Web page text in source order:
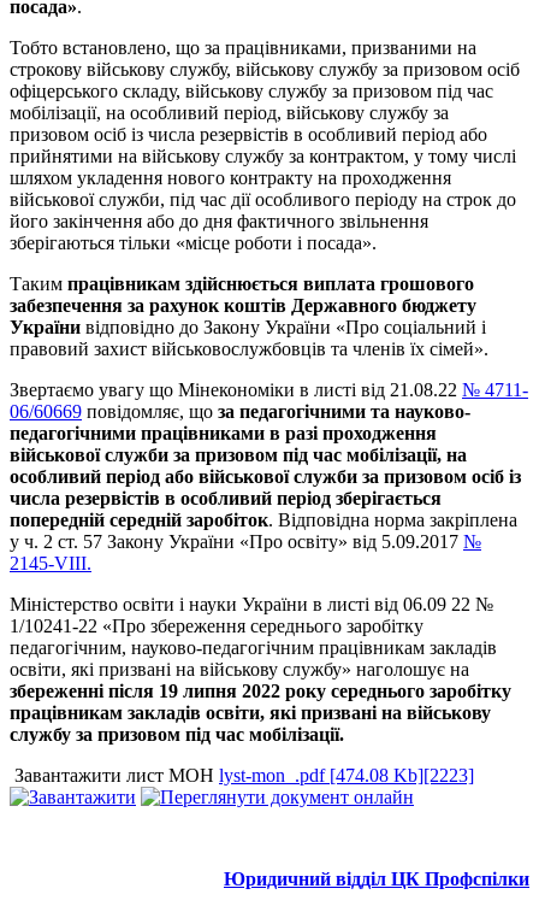
посада».
Тобто встановлено, що за працівниками, призваними на
строкову військову службу, військову службу за призовом осіб
офіцерського складу, військову службу за призовом під час
мобілізації, на особливий період, військову службу за
призовом осіб із числа резервістів в особливий період або
прийнятими на військову службу за контрактом, у тому числі
шляхом укладення нового контракту на проходження
військової служби, під час дії особливого періоду на строк до
його закінчення або до дня фактичного звільнення
зберігаються тільки «місце роботи і посада».
Таким працівникам здійснюється виплата грошового
забезпечення за рахунок коштів Державного бюджету
України відповідно до Закону України «Про соціальний і
правовий захист військовослужбовців та членів їх сімей».
Звертаємо увагу що Мінекономіки в листі від 21.08.22 № 4711-
06/60669 повідомляє, що за педагогічними та науково-
педагогічними працівниками в разі проходження
військової служби за призовом під час мобілізації, на
особливий період або військової служби за призовом осіб із
числа резервістів в особливий період зберігається
попередній середній заробіток. Відповідна норма закріплена
у ч. 2 ст. 57 Закону України «Про освіту» від 5.09.2017 №
2145-VIII.
Міністерство освіти і науки України в листі від 06.09 22 №
1/10241-22 «Про збереження середнього заробітку
педагогічним, науково-педагогічним працівникам закладів
освіти, які призвані на військову службу» наголошує на
збереженні після 19 липня 2022 року середнього заробітку
працівникам закладів освіти, які призвані на військову
службу за призовом під час мобілізації.
Завантажити лист МОН lyst-mon_.pdf [474.08 Kb][2223]
Юридичний відділ ЦК Профспілки